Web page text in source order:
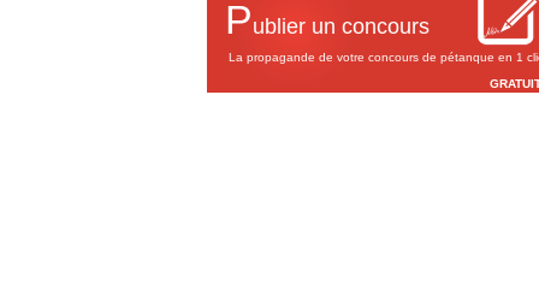
Publier un concours
La propagande de votre concours de pétanque en 1